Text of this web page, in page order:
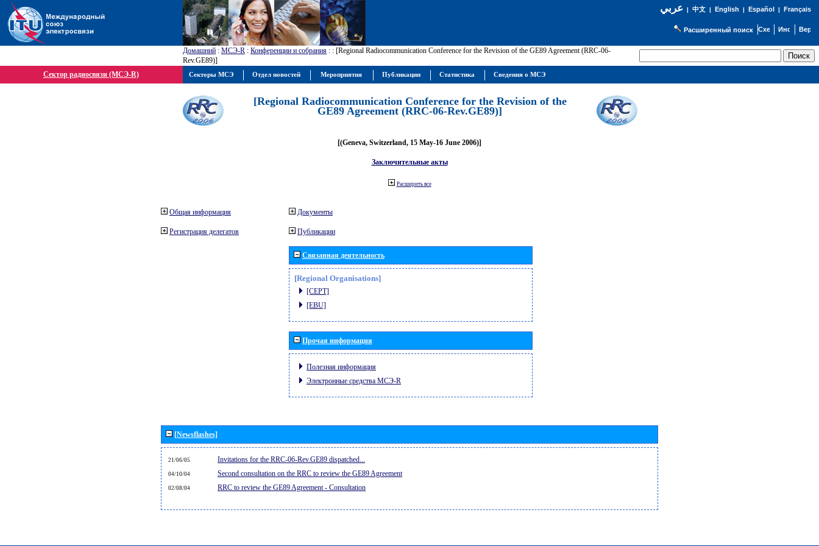
عربي| 中文| English | Español | Français
Расширенный поиск
Домашний : МСЭ-R : Конференции и собрания : : [Regional Radiocommunication Conference for the Revision of the GE89 Agreement (RRC-06-
Rev.GE89)]
Сектор радиосвязи (МСЭ-R)
[Regional Radiocommunication Conference for the Revision of the
GE89 Agreement (RRC-06-Rev.GE89)]
[(Geneva, Switzerland, 15 May-16 June 2006)]
Заключительные акты
Расширить все
Общая информация
Регистрация делегатов
Документы
Публикации
Связанная деятельность
[Regional Organisations]
[CEPT]
[EBU]
Прочая информация
Полезная информация
Электронные средства МСЭ-R
[Newsflashes]
21/06/05 Invitations for the RRC-06-Rev.GE89 dispatched...
04/10/04 Second consultation on the RRC to review the GE89 Agreement
02/08/04 RRC to review the GE89 Agreement - Consultation
Секторы МСЭ Отдел новостей Мероприятия Публикации Статистика Сведения о МСЭ